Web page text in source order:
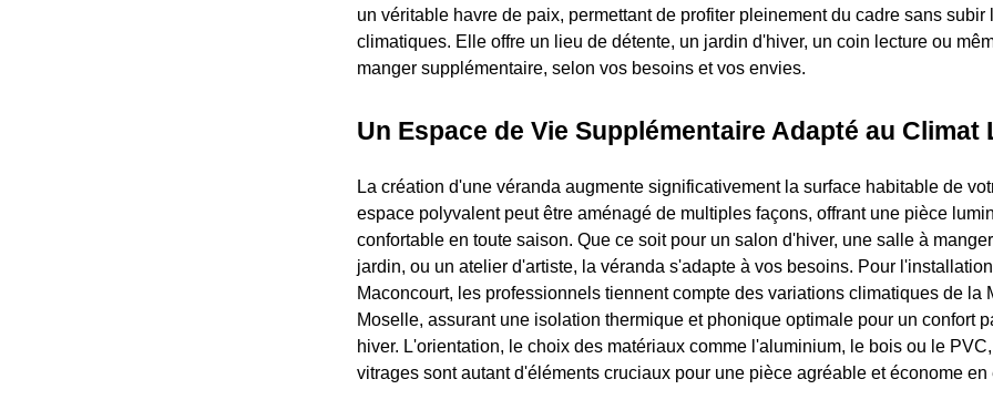
un véritable havre de paix, permettant de profiter pleinement du cadre sans subir
climatiques. Elle offre un lieu de détente, un jardin d'hiver, un coin lecture ou
manger supplémentaire, selon vos besoins et vos envies.
Un Espace de Vie Supplémentaire Adapté au Climat
La création d'une véranda augmente significativement la surface habitable de
espace polyvalent peut être aménagé de multiples façons, offrant une pièce
confortable en toute saison. Que ce soit pour un salon d'hiver, une salle à
jardin, ou un atelier d'artiste, la véranda s'adapte à vos besoins. Pour
Maconcourt, les professionnels tiennent compte des variations climatiques de la
Moselle, assurant une isolation thermique et phonique optimale pour un confort
hiver. L'orientation, le choix des matériaux comme l'aluminium, le bois ou le
vitrages sont autant d'éléments cruciaux pour une pièce agréable et économe en